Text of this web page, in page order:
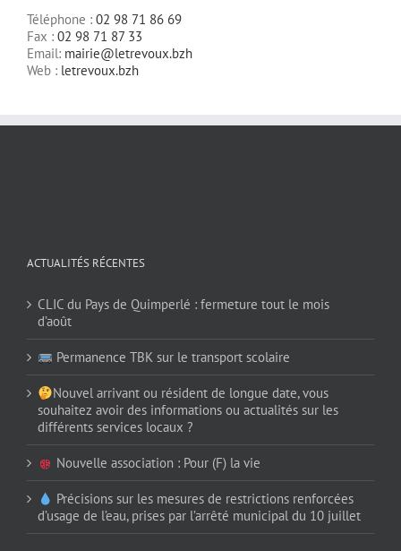
Téléphone : 02 98 71 86 69
Fax : 02 98 71 87 33
Email: mairie@letrevoux.bzh
Web : letrevoux.bzh
ACTUALITÉS RÉCENTES
CLIC du Pays de Quimperlé : fermeture tout le mois
d’août
Permanence TBK sur le transport scolaire
Nouvel arrivant ou résident de longue date, vous
souhaitez avoir des informations ou actualités sur les
différents services locaux ?
Nouvelle association : Pour (F) la vie
Précisions sur les mesures de restrictions renforcées
d’usage de l’eau, prises par l’arrêté municipal du 10 juillet